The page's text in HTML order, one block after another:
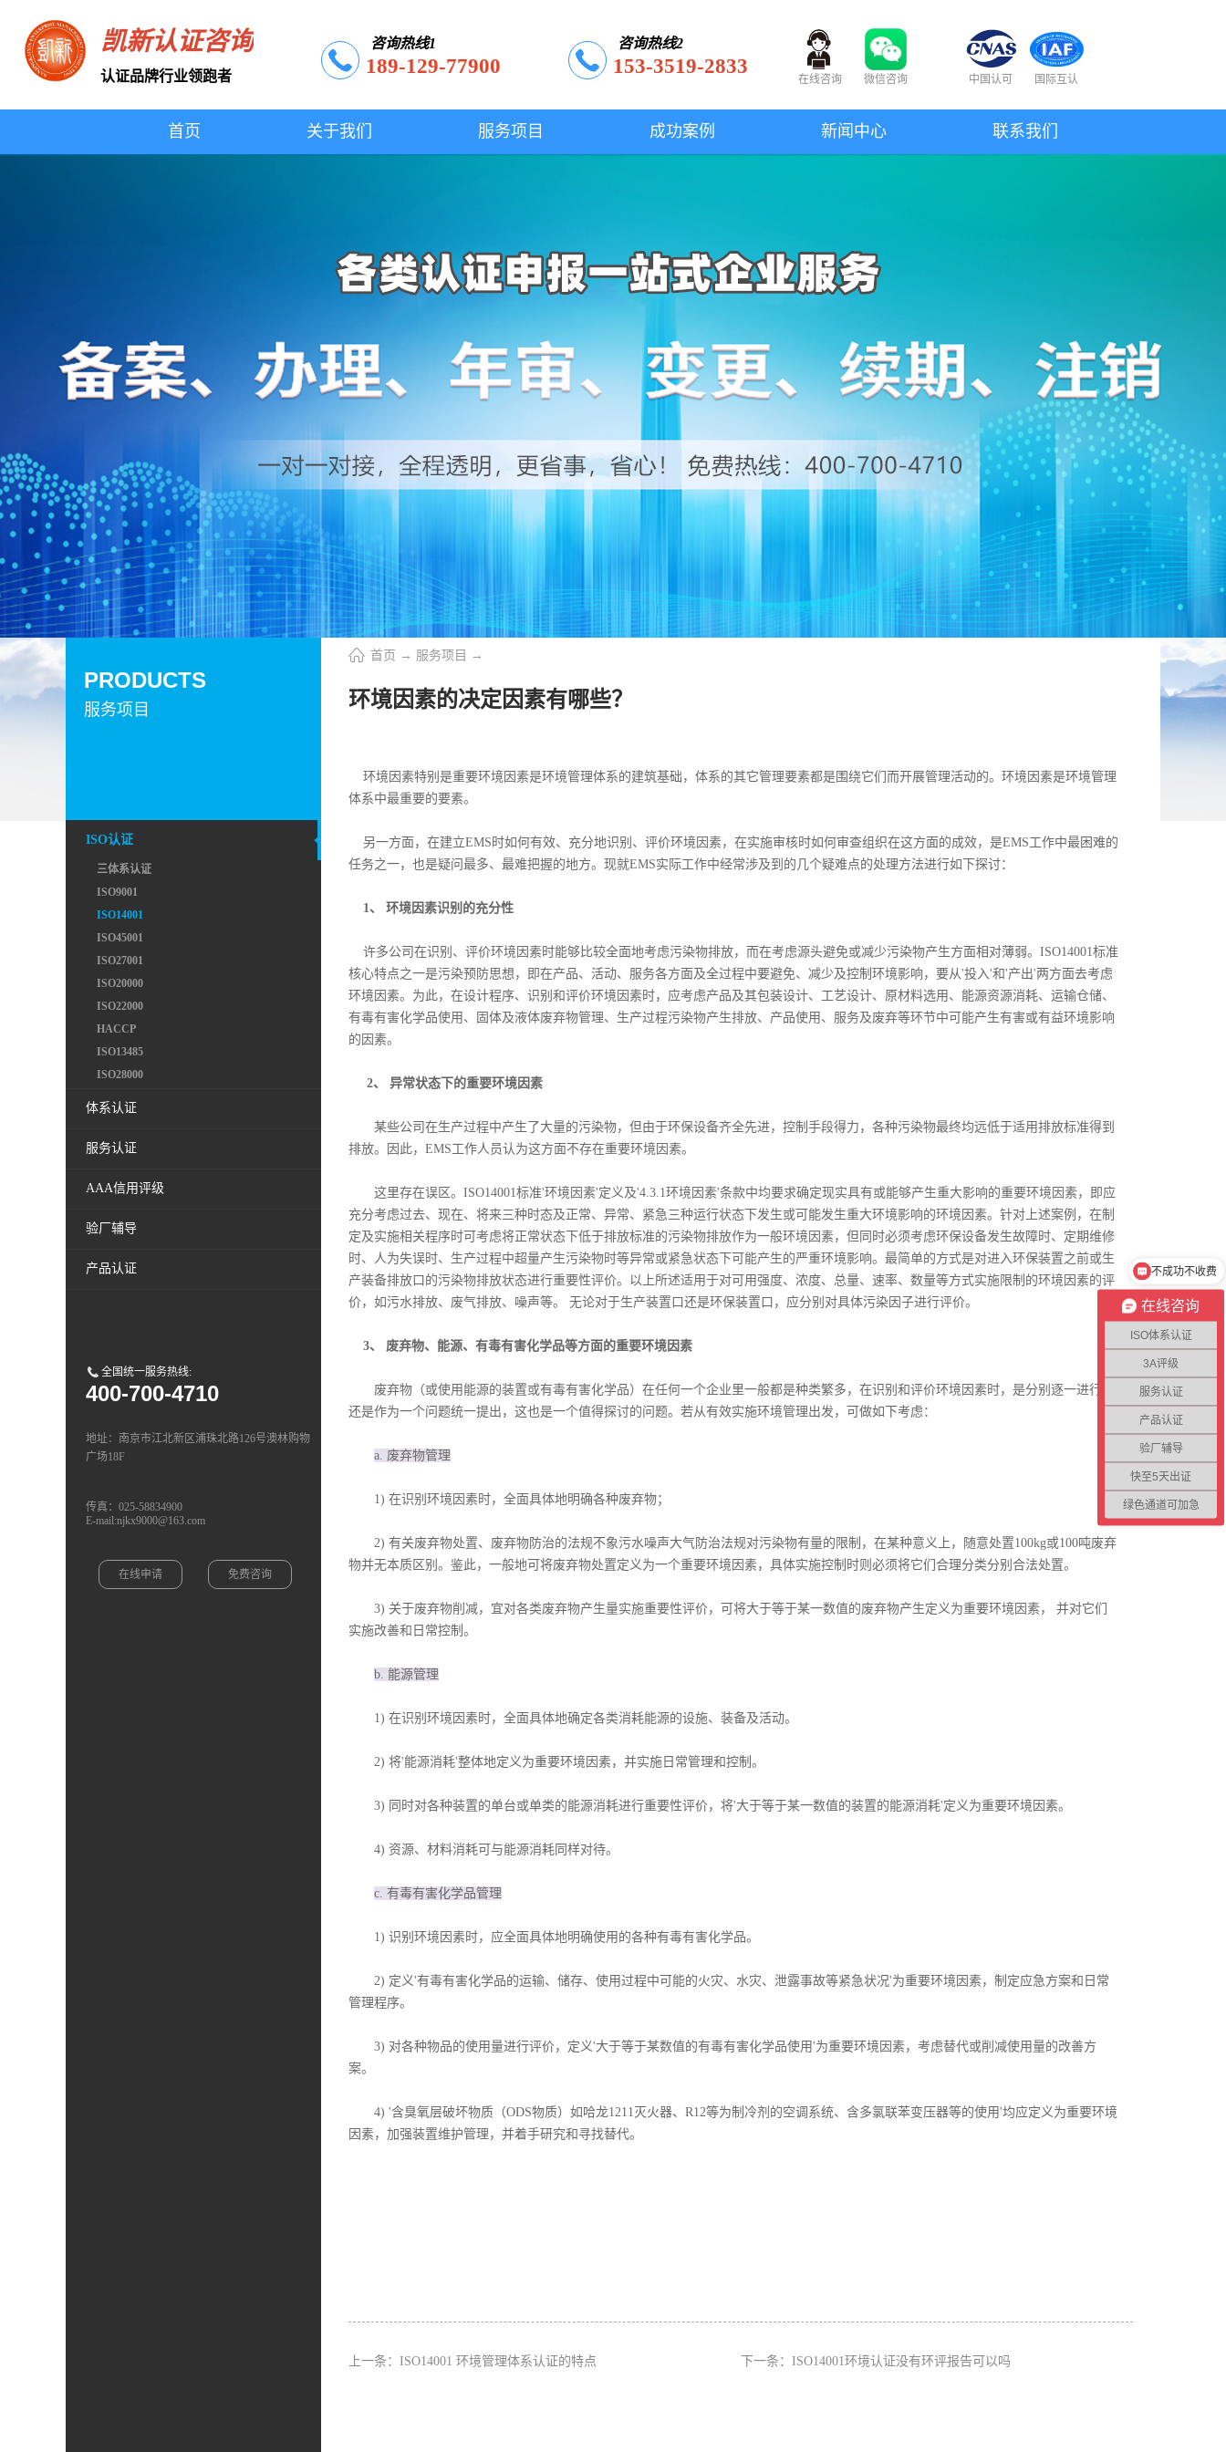
凯新认证咨询
认证品牌行业领跑者
咨询热线1
189-129-77900
咨询热线2
153-3519-2833
在线咨询 微信咨询 中国认可 国际互认
首页 关于我们 服务项目 成功案例 新闻中心 联系我们
服务项目
PRODUCTS
ISO认证
三体系认证
ISO9001
ISO14001
ISO45001
ISO27001
ISO20000
ISO22000
HACCP
ISO13485
ISO28000
体系认证
服务认证
AAA信用评级
验厂辅导
产品认证
全国统一服务热线:
400-700-4710
地址：南京市江北新区浦珠北路126号澳林购物
广场18F
传真：025-58834900
E-mail:njkx9000@163.com
在线申请 免费咨询
首页 → 服务项目 →
环境因素的决定因素有哪些？
环境因素特别是重要环境因素是环境管理体系的建筑基础，体系的其它管理要素都是围绕它们而开展管理活动的。环境因素是环境管理
体系中最重要的要素。
另一方面，在建立EMS时如何有效、充分地识别、评价环境因素，在实施审核时如何审查组织在这方面的成效，是EMS工作中最困难的
任务之一，也是疑问最多、最难把握的地方。现就EMS实际工作中经常涉及到的几个疑难点的处理方法进行如下探讨：
1、 环境因素识别的充分性
许多公司在识别、评价环境因素时能够比较全面地考虑污染物排放，而在考虑源头避免或减少污染物产生方面相对薄弱。ISO14001标准
核心特点之一是污染预防思想，即在产品、活动、服务各方面及全过程中要避免、减少及控制环境影响，要从'投入'和'产出'两方面去考虑
环境因素。为此，在设计程序、识别和评价环境因素时，应考虑产品及其包装设计、工艺设计、原材料选用、能源资源消耗、运输仓储、
有毒有害化学品使用、固体及液体废弃物管理、生产过程污染物产生排放、产品使用、服务及废弃等环节中可能产生有害或有益环境影响
的因素。
2、 异常状态下的重要环境因素
某些公司在生产过程中产生了大量的污染物，但由于环保设备齐全先进，控制手段得力，各种污染物最终均远低于适用排放标准得到
排放。因此，EMS工作人员认为这方面不存在重要环境因素。
这里存在误区。ISO14001标准'环境因素'定义及'4.3.1环境因素'条款中均要求确定现实具有或能够产生重大影响的重要环境因素，即应
充分考虑过去、现在、将来三种时态及正常、异常、紧急三种运行状态下发生或可能发生重大环境影响的环境因素。针对上述案例，在制
定及实施相关程序时可考虑将正常状态下低于排放标准的污染物排放作为一般环境因素，但同时必须考虑环保设备发生故障时、定期维修
时、人为失误时、生产过程中超量产生污染物时等异常或紧急状态下可能产生的严重环境影响。最简单的方式是对进入环保装置之前或生
产装备排放口的污染物排放状态进行重要性评价。以上所述适用于对可用强度、浓度、总量、速率、数量等方式实施限制的环境因素的评
价，如污水排放、废气排放、噪声等。 无论对于生产装置口还是环保装置口，应分别对具体污染因子进行评价。
3、 废弃物、能源、有毒有害化学品等方面的重要环境因素
废弃物（或使用能源的装置或有毒有害化学品）在任何一个企业里一般都是种类繁多，在识别和评价环境因素时，是分别逐一进行，
还是作为一个问题统一提出，这也是一个值得探讨的问题。若从有效实施环境管理出发，可做如下考虑：
a. 废弃物管理
1) 在识别环境因素时，全面具体地明确各种废弃物；
2) 有关废弃物处置、废弃物防治的法规不象污水噪声大气防治法规对污染物有量的限制，在某种意义上，随意处置100kg或100吨废弃
物并无本质区别。鉴此，一般地可将废弃物处置定义为一个重要环境因素，具体实施控制时则必须将它们合理分类分别合法处置。
3) 关于废弃物削减，宜对各类废弃物产生量实施重要性评价，可将大于等于某一数值的废弃物产生定义为重要环境因素， 并对它们
实施改善和日常控制。
b. 能源管理
1) 在识别环境因素时，全面具体地确定各类消耗能源的设施、装备及活动。
2) 将'能源消耗'整体地定义为重要环境因素，并实施日常管理和控制。
3) 同时对各种装置的单台或单类的能源消耗进行重要性评价，将'大于等于某一数值的装置的能源消耗'定义为重要环境因素。
4) 资源、材料消耗可与能源消耗同样对待。
c. 有毒有害化学品管理
1) 识别环境因素时，应全面具体地明确使用的各种有毒有害化学品。
2) 定义'有毒有害化学品的运输、储存、使用过程中可能的火灾、水灾、泄露事故等紧急状况'为重要环境因素，制定应急方案和日常
管理程序。
3) 对各种物品的使用量进行评价，定义'大于等于某数值的有毒有害化学品使用'为重要环境因素，考虑替代或削减使用量的改善方
案。
4) '含臭氧层破坏物质（ODS物质）如哈龙1211灭火器、R12等为制冷剂的空调系统、含多氯联苯变压器等的使用'均应定义为重要环境
因素，加强装置维护管理，并着手研究和寻找替代。
上一条： ISO14001 环境管理体系认证的特点 下一条： ISO14001环境认证没有环评报告可以吗
在线咨询
ISO体系认证
3A评级
服务认证
产品认证
验厂辅导
快至5天出证
绿色通道可加急
不成功不收费